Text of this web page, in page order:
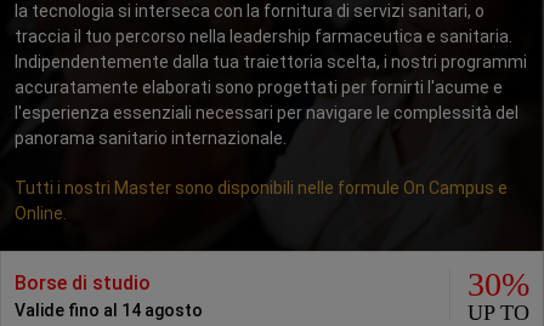
la tecnologia si interseca con la fornitura di servizi sanitari, o
traccia il tuo percorso nella leadership farmaceutica e sanitaria.
Indipendentemente dalla tua traiettoria scelta, i nostri programmi
accuratamente elaborati sono progettati per fornirti l'acume e
l'esperienza essenziali necessari per navigare le complessità del
panorama sanitario internazionale.
Tutti i nostri Master sono disponibili nelle formule On Campus e
Online.
Borse di studio
Valide fino al 14 agosto
30%
UP TO